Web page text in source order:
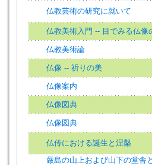
仏教芸術の研究に就いて
仏教美術入門 -- 目でみる仏像
仏教美術論
仏像 -- 祈りの美
仏像案内
仏像図典
仏像図典
仏传における誕生と涅槃
厳島の山上および山下の堂舎